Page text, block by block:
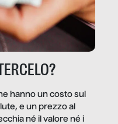
hanno un costo sul
e un prezzo al
né il valore né i